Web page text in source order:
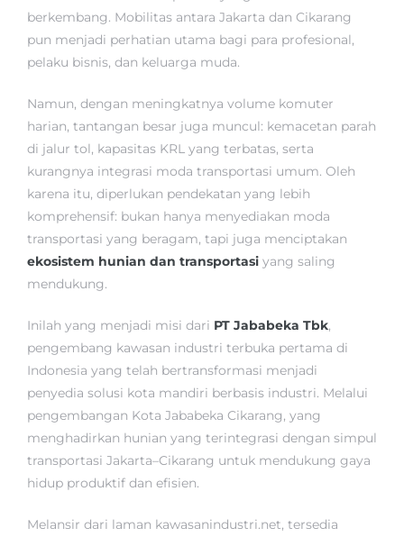
berkembang. Mobilitas antara Jakarta dan Cikarang
pun menjadi perhatian utama bagi para profesional,
pelaku bisnis, dan keluarga muda.
Namun, dengan meningkatnya volume komuter
harian, tantangan besar juga muncul: kemacetan parah
di jalur tol, kapasitas KRL yang terbatas, serta
kurangnya integrasi moda transportasi umum. Oleh
karena itu, diperlukan pendekatan yang lebih
komprehensif: bukan hanya menyediakan moda
transportasi yang beragam, tapi juga menciptakan
ekosistem hunian dan transportasi yang saling
mendukung.
Inilah yang menjadi misi dari PT Jababeka Tbk,
pengembang kawasan industri terbuka pertama di
Indonesia yang telah bertransformasi menjadi
penyedia solusi kota mandiri berbasis industri. Melalui
pengembangan Kota Jababeka Cikarang, yang
menghadirkan hunian yang terintegrasi dengan simpul
transportasi Jakarta–Cikarang untuk mendukung gaya
hidup produktif dan efisien.
Melansir dari laman kawasanindustri.net, tersedia